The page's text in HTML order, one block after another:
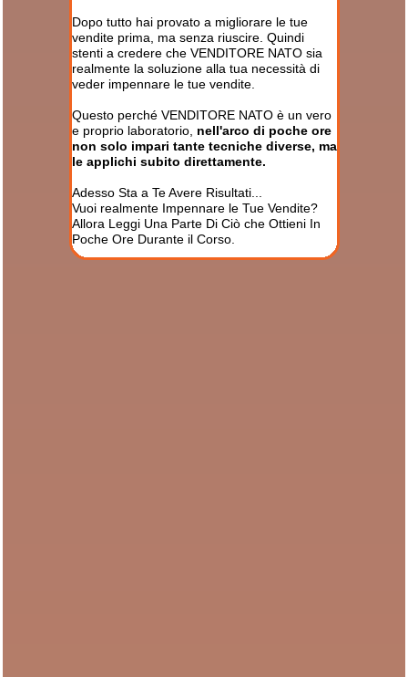
Dopo tutto hai provato a migliorare le tue
vendite prima, ma senza riuscire. Quindi
stenti a credere che VENDITORE NATO sia
realmente la soluzione alla tua necessità di
veder impennare le tue vendite.
Questo perché VENDITORE NATO è un vero
e proprio laboratorio, nell'arco di poche ore
non solo impari tante tecniche diverse, ma
le applichi subito direttamente.
Adesso Sta a Te Avere Risultati...
Vuoi realmente Impennare le Tue Vendite?
Allora Leggi Una Parte Di Ciò che Ottieni In
Poche Ore Durante il Corso.